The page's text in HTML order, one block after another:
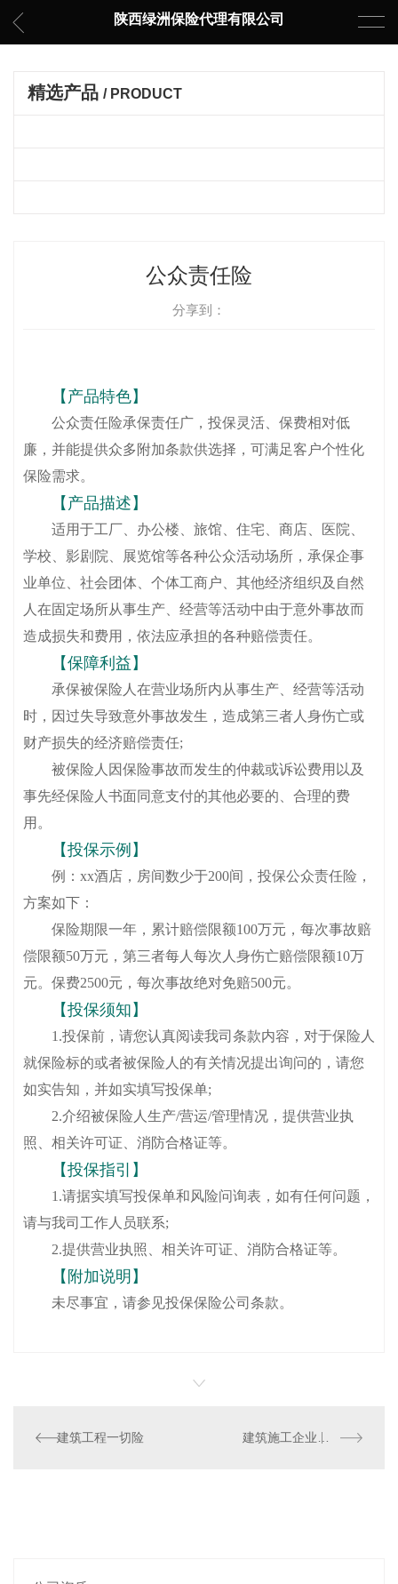
陕西绿洲保险代理有限公司
精选产品 / PRODUCT
公众责任险
分享到：
【产品特色】
公众责任险承保责任广，投保灵活、保费相对低
廉，并能提供众多附加条款供选择，可满足客户个性化
保险需求。
【产品描述】
适用于工厂、办公楼、旅馆、住宅、商店、医院、
学校、影剧院、展览馆等各种公众活动场所，承保企事
业单位、社会团体、个体工商户、其他经济组织及自然
人在固定场所从事生产、经营等活动中由于意外事故而
造成损失和费用，依法应承担的各种赔偿责任。
【保障利益】
承保被保险人在营业场所内从事生产、经营等活动
时，因过失导致意外事故发生，造成第三者人身伤亡或
财产损失的经济赔偿责任;
被保险人因保险事故而发生的仲裁或诉讼费用以及
事先经保险人书面同意支付的其他必要的、合理的费
用。
【投保示例】
例：xx酒店，房间数少于200间，投保公众责任险，
方案如下：
保险期限一年，累计赔偿限额100万元，每次事故赔
偿限额50万元，第三者每人每次人身伤亡赔偿限额10万
元。保费2500元，每次事故绝对免赔500元。
【投保须知】
1.投保前，请您认真阅读我司条款内容，对于保险人
就保险标的或者被保险人的有关情况提出询问的，请您
如实告知，并如实填写投保单;
2.介绍被保险人生产/营运/管理情况，提供营业执
照、相关许可证、消防合格证等。
【投保指引】
1.请据实填写投保单和风险问询表，如有任何问题，
请与我司工作人员联系;
2.提供营业执照、相关许可证、消防合格证等。
【附加说明】
未尽事宜，请参见投保保险公司条款。
建筑工程一切险